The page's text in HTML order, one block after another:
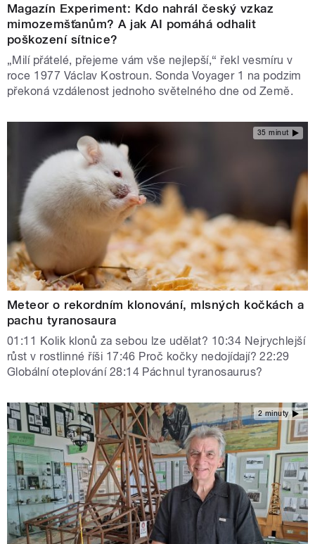
Magazín Experiment: Kdo nahrál český vzkaz
mimozemšťanům? A jak AI pomáhá odhalit
poškození sítnice?
„Milí přátelé, přejeme vám vše nejlepší,“ řekl vesmíru v
roce 1977 Václav Kostroun. Sonda Voyager 1 na podzim
překoná vzdálenost jednoho světelného dne od Země.
35 minut
Meteor o rekordním klonování, mlsných kočkách a
pachu tyranosaura
01:11 Kolik klonů za sebou lze udělat? 10:34 Nejrychlejší
růst v rostlinné říši 17:46 Proč kočky nedojídají? 22:29
Globální oteplování 28:14 Páchnul tyranosaurus?
2 minuty